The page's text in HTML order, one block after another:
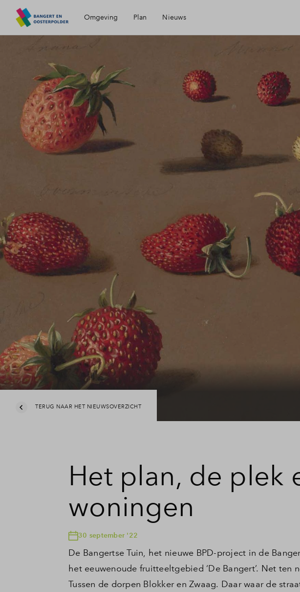
Omgeving
Bereikbaarheid
Voorzieningen
Hoorn
Geschiedenis
Plan
Visie
Nieuws
TERUG NAAR HET NIEUWSOVERZICHT
Het plan, de plek
woningen
30 september '22
De Bangertse Tuin, het nieuwe BPD-project in de
het eeuwenoude fruitteeltgebied ‘De Bangert’. Net ten
Tussen de dorpen Blokker en Zwaag. Daar waar de